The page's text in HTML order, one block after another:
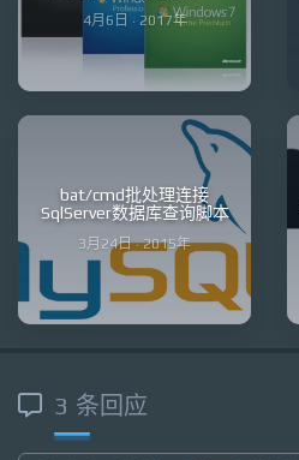
4月6日 · 2017年
bat/cmd批处理连接
SqlServer数据库查询脚本
3月24日 · 2015年
3 条回应